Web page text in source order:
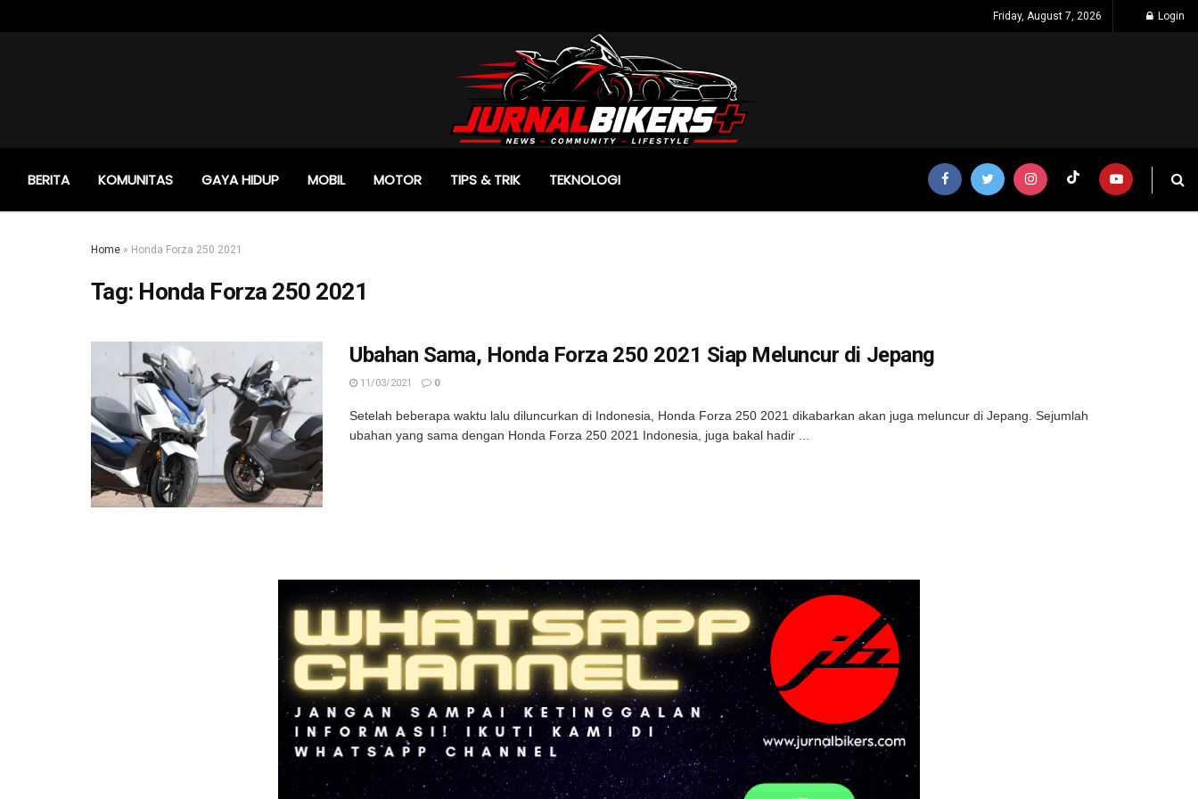
Friday, August 7, 2026 Login
BERITA KOMUNITAS GAYA HIDUP MOBIL MOTOR TIPS & TRIK TEKNOLOGI
Home » Honda Forza 250 2021
Tag: Honda Forza 250 2021
Ubahan Sama, Honda Forza 250 2021 Siap Meluncur di Jepang
11/03/2021 0
Setelah beberapa waktu lalu diluncurkan di Indonesia, Honda Forza 250 2021 dikabarkan akan juga meluncur di Jepang. Sejumlah
ubahan yang sama dengan Honda Forza 250 2021 Indonesia, juga bakal hadir ...